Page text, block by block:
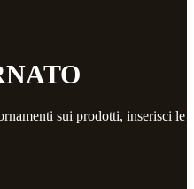
sui prodotti, inserisci le